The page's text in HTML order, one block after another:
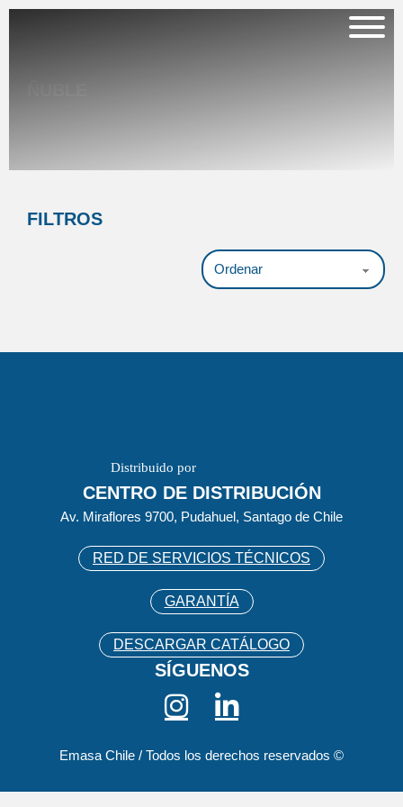
FILTROS
Distribuido por
CENTRO DE DISTRIBUCIÓN
Av. Miraflores 9700, Pudahuel, Santago de Chile
RED DE SERVICIOS TÉCNICOS
GARANTÍA
DESCARGAR CATÁLOGO
SÍGUENOS
Emasa Chile / Todos los derechos reservados ©